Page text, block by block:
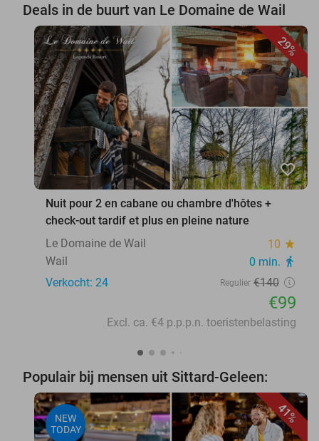
Deals in de buurt van Le Domaine de Wail
29%
favorite_border
Nuit pour 2 en cabane ou chambre d'hôtes +
check-out tardif et plus en pleine nature
Le Domaine de Wail
10 star
Wail 0 min. directions_walk
Verkocht: 24 Regulier €140
€99
Excl. ca. €4 p.p.p.n. toeristenbelasting
Populair bij mensen uit Sittard-Geleen:
41%
NEW
TODAY